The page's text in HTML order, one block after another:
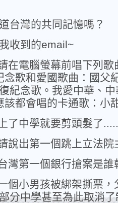
台灣的共同記憶嗎？
收到的email~
在電腦螢幕前唱下列歌
念歌和愛國歌曲：國父
紀念歌。我愛中華、
該都會唱的卡通歌：小
了中學就要剪頭髮了
說出第一個跳上立法院
灣第一個銀行搶案是誰
個小男孩被綁架撕票，
分中學甚至為此取消